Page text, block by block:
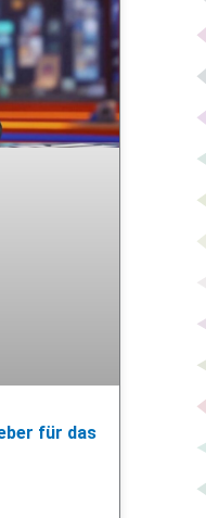
für das